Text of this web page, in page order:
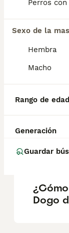
Perros con
Sexo de la
Hembra
Macho
Rango de edad
Generación
Guardar
decisión.
del
¿Qué
Dogo
Dogo